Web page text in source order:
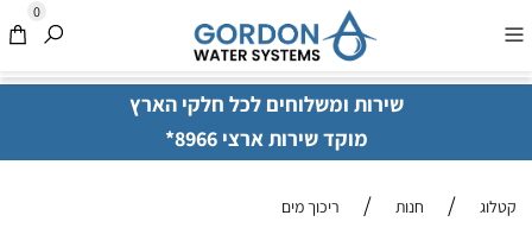
שירות ומשלוחים לכל חלקי הארץ
מוקד שירות ארצי 8966*
0
קטלוג / חנות / ריכוך מים